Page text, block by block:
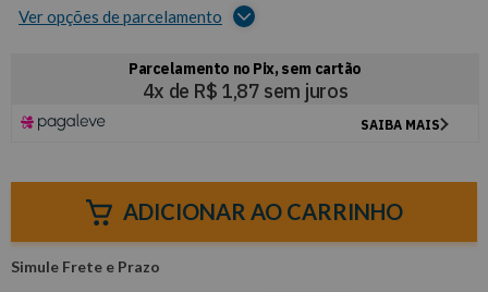
Ver opções de parcelamento
ADICIONAR AO CARRINHO